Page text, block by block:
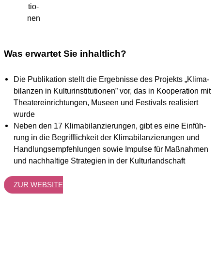
tio­
nen
Was erwartet Sie inhaltlich?
Die Publi­ka­ti­on stellt die Ergeb­nis­se des Pro­jekts „Kli­ma­
bi­lan­zen in Kul­tur­in­sti­tu­tio­nen” vor, das in Koope­ra­ti­on mit
Thea­ter­ein­rich­tun­gen, Muse­en und Fes­ti­vals rea­li­siert
wur­de
Neben den 17 Kli­ma­bi­lan­zie­run­gen, gibt es eine Ein­füh­
rung in die Begriff­lich­keit der Kli­ma­bi­lan­zie­run­gen und
Hand­lungs­emp­feh­lun­gen sowie Impul­se für Maß­nah­men
und nach­hal­ti­ge Stra­te­gien in der Kul­tur­land­schaft
ZUR WEB­SITE